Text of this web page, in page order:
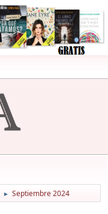
► Septiembre 2024